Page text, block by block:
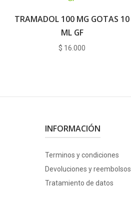
TRAMADOL 100 MG GOTAS 10
ML GF
$ 16.000
INFORMACIÓN
Terminos y condiciones
Devoluciones y reembolsos
Tratamiento de datos